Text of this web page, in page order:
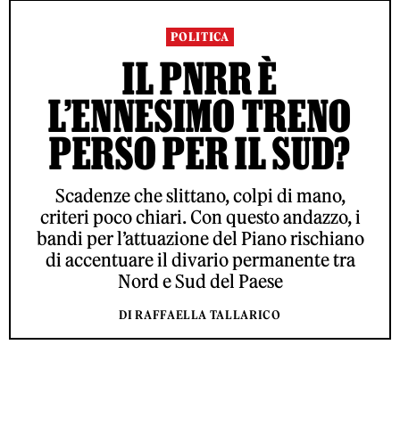
POLITICA
IL PNRR È
L’ENNESIMO TRENO
PERSO PER IL SUD?
Scadenze che slittano, colpi di mano,
criteri poco chiari. Con questo andazzo, i
bandi per l’attuazione del Piano rischiano
di accentuare il divario permanente tra
Nord e Sud del Paese
DI RAFFAELLA TALLARICO